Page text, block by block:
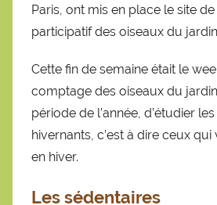
é
b
s
t
i
e
Paris, ont mis en place le site
participatif des oiseaux du
Cette fin de semaine était le
comptage des oiseaux du
période de l’année, d’étudier
hivernants, c’est à dire ceux
en hiver.
Les sédentaires